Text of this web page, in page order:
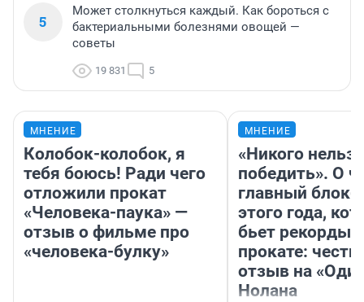
5
Может столкнуться каждый. Как бороться с
бактериальными болезнями овощей —
советы
19 831 5
МНЕНИЕ
Колобок-колобок, я
тебя боюсь! Ради чего
отложили прокат
«Человека-паука» —
отзыв о фильме про
«человека-булку»
МНЕНИЕ
«Никого нельзя
победить». О
главный
этого года,
бьет рекорды в
прокате:
отзыв на
Нолана